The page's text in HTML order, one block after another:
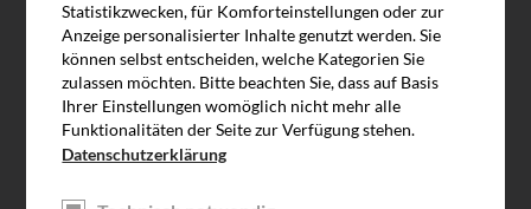
Kundengruppen *
Kundengruppen *
Ich möchte über folgende Torbereiche informiert werden: *
Garagentore
Industrietore
Logistiktore
Statistikzwecken, für Komforteinstellungen oder zur
Anzeige personalisierter Inhalte genutzt werden. Sie
können selbst entscheiden, welche Kategorien Sie
zulassen möchten. Bitte beachten Sie, dass auf Basis
Ihrer Einstellungen womöglich nicht mehr alle
Funktionalitäten der Seite zur Verfügung stehen.
Datenschutzerklärung